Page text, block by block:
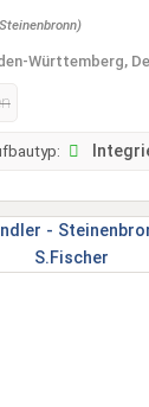
Württemberg,